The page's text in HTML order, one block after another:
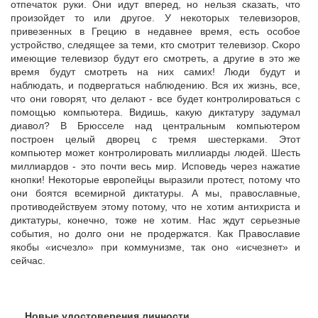
отпечаток руки. Они идут вперед, но нельзя сказать, что
произойдет то или другое. У некоторых телевизоров,
привезенных в Грецию в недавнее время, есть особое
устройство, следящее за теми, кто смотрит телевизор. Скоро
имеющие телевизор будут его смотреть, а другие в это же
время будут смотреть на них самих! Люди будут и
наблюдать, и подвергаться наблюдению. Вся их жизнь, все,
что они говорят, что делают - все будет контролироваться с
помощью компьютера. Видишь, какую диктатуру задумал
диавол? В Брюсселе над центральным компьютером
построен целый дворец с тремя шестерками. Этот
компьютер может контролировать миллиарды людей. Шесть
миллиардов - это почти весь мир. Исповедь через нажатие
кнопки! Некоторые европейцы выразили протест, потому что
они боятся всемирной диктатуры. А мы, православные,
противодействуем этому потому, что не хотим антихриста и
диктатуры, конечно, тоже не хотим. Нас ждут серьезные
события, но долго они не продержатся. Как Православие
якобы «исчезло» при коммунизме, так оно «исчезнет» и
сейчас.